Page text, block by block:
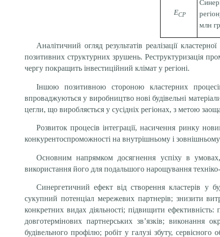
ЕСР
млн
Аналітичний огляд результатів реалізації
позитивних структурних зрушень. Реструктуризація
чергу покращить інвестиційний клімат у регіоні.
Іншою позитивною стороною кластерних
впроваджуються у виробництво нові будівельні
цегли, що виробляється у сусідніх регіонах, з метою
Розвиток процесів інтеграції, насичення ринку
конкурентоспроможності на внутрішньому і
Основним напрямком досягнення успіху в
використання його для подальшого нарощування
Синергетичний ефект від створення кластерів у
сукупний потенціал мережевих партнерів; знизити
конкретних видах діяльності; підвищити
довготермінових партнерських зв’язків; виконання
будівельного профілю; робіт у галузі збуту,